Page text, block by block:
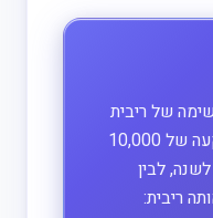
של ריבית
דריבית, ניתן להשוות בין השקעה של 10,000
ש"ח בריבית פשוטה של 5% לשנה, לבין
ריבית: